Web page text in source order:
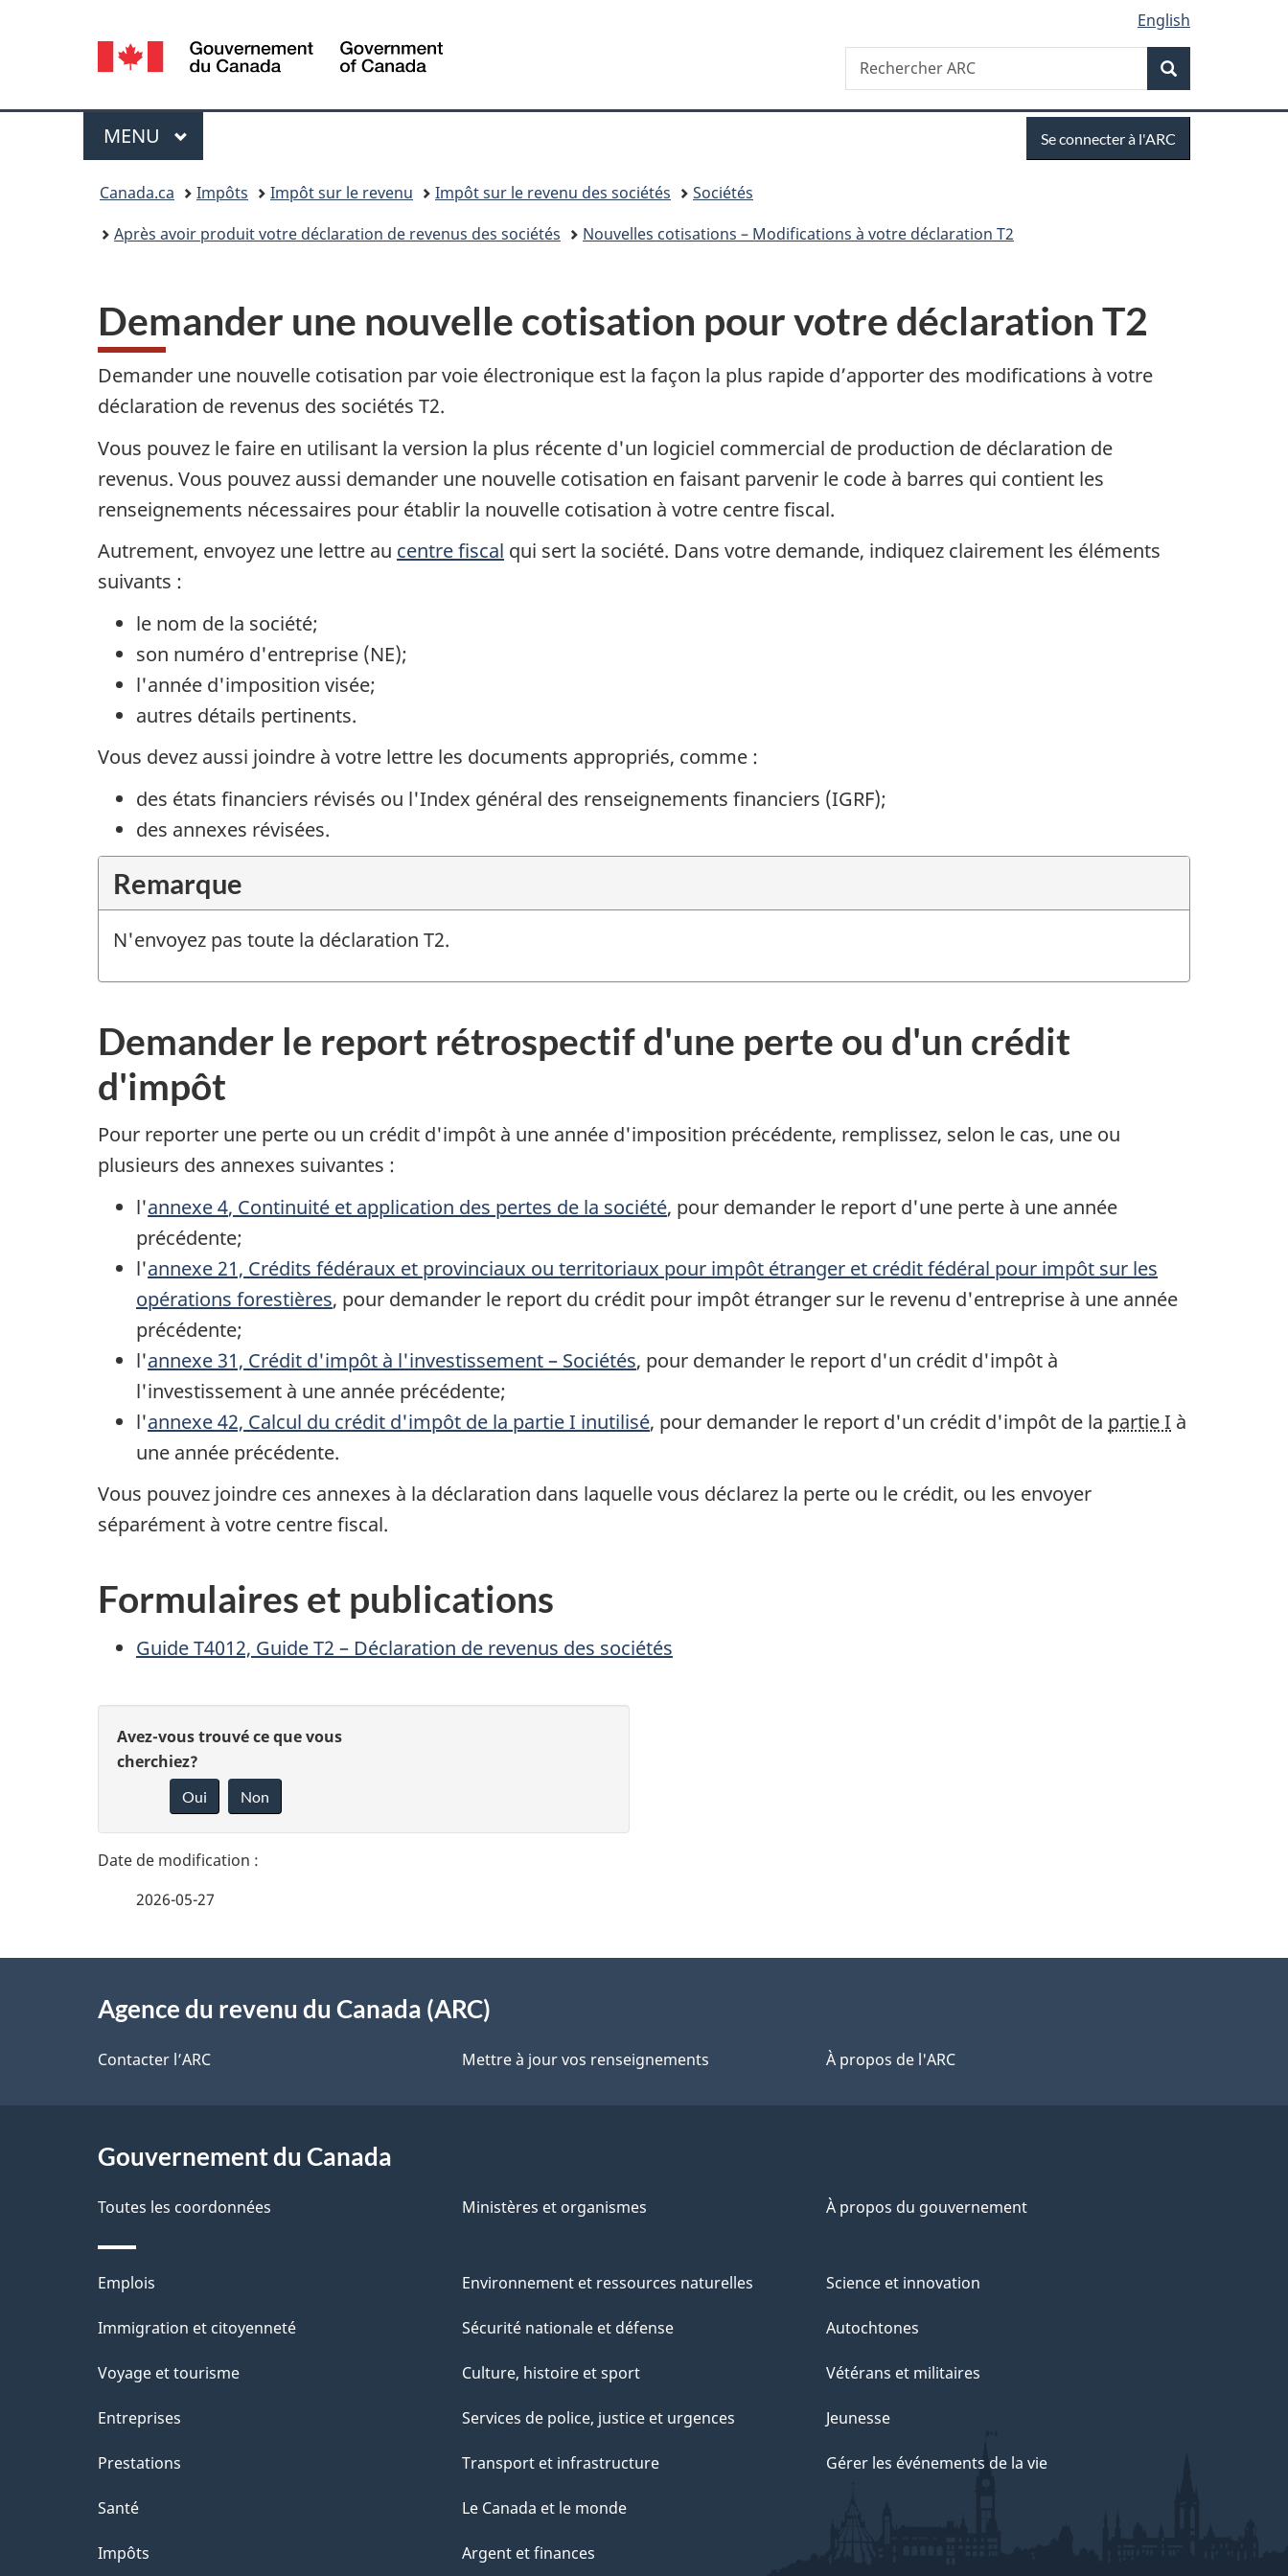
sujet
HTML
Sélection
de
la
langue
English
Canada
Recherche
Rechercher
ARC
Menu
MENU PRINCIPAL Se connecter à l'ARC
Canada.ca Impôts Impôt sur le revenu Impôt sur le revenu des sociétés
Sociétés
Après avoir produit votre déclaration de revenus des sociétés
Nouvelles cotisations – Modifications à votre déclaration T2
Demander une nouvelle cotisation pour votre déclaration T2
Demander une nouvelle cotisation par voie électronique est la façon la plus rapide d’apporter des modifications à votre
déclaration de revenus des sociétés T2.
Vous pouvez le faire en utilisant la version la plus récente d'un logiciel commercial de production de déclaration de
revenus. Vous pouvez aussi demander une nouvelle cotisation en faisant parvenir le code à barres qui contient les
renseignements nécessaires pour établir la nouvelle cotisation à votre centre fiscal.
Autrement, envoyez une lettre au centre fiscal qui sert la société. Dans votre demande, indiquez clairement les éléments
suivants :
le nom de la société;
son numéro d'entreprise (NE);
l'année d'imposition visée;
autres détails pertinents.
Vous devez aussi joindre à votre lettre les documents appropriés, comme :
des états financiers révisés ou l'Index général des renseignements financiers (IGRF);
des annexes révisées.
Remarque
N'envoyez pas toute la déclaration T2.
Demander le report rétrospectif d'une perte ou d'un crédit
d'impôt
Pour reporter une perte ou un crédit d'impôt à une année d'imposition précédente, remplissez, selon le cas, une ou
plusieurs des annexes suivantes :
l'annexe 4, Continuité et application des pertes de la société, pour demander le report d'une perte à une année
précédente;
l'annexe 21, Crédits fédéraux et provinciaux ou territoriaux pour impôt étranger et crédit fédéral pour impôt sur les
opérations forestières, pour demander le report du crédit pour impôt étranger sur le revenu d'entreprise à une année
précédente;
l'annexe 31, Crédit d'impôt à l'investissement – Sociétés, pour demander le report d'un crédit d'impôt à
l'investissement à une année précédente;
l'annexe 42, Calcul du crédit d'impôt de la partie I inutilisé, pour demander le report d'un crédit d'impôt de la partie I à
une année précédente.
Vous pouvez joindre ces annexes à la déclaration dans laquelle vous déclarez la perte ou le crédit, ou les envoyer
séparément à votre centre fiscal.
Formulaires et publications
Guide T4012, Guide T2 – Déclaration de revenus des sociétés
D
é
a
l
s
d
a
p
a
g
e
D
n
v
o
r
o
a
c
t
i
s
Avez-vous trouvé ce que vous
cherchiez?
Oui Non
2026-05-27
proposAgence du revenu du Canada (ARC)
Contacter l’ARC Mettre à jour vos renseignements À propos de l'ARC
Gouvernement du Canada
Toutes les coordonnées Ministères et organismes À propos du gouvernement
Thèmes
et
Emplois
Immigration et citoyenneté
Voyage et tourisme
Entreprises
Prestations
Santé
Impôts
Environnement et ressources naturelles
Sécurité nationale et défense
Culture, histoire et sport
Services de police, justice et urgences
Transport et infrastructure
Le Canada et le monde
Argent et finances
Science et innovation
Autochtones
Vétérans et militaires
Jeunesse
Gérer les événements de la vie